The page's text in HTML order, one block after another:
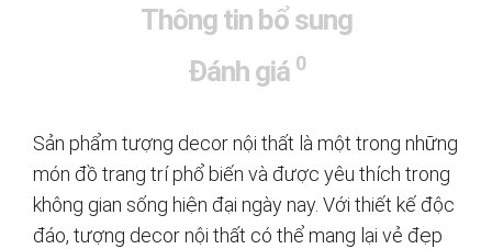
Thông tin bổ sung
Đánh giá 0
Sản phẩm tượng decor nội thất là một trong những
món đồ trang trí phổ biến và được yêu thích trong
không gian sống hiện đại ngày nay. Với thiết kế độc
đáo, tượng decor nội thất có thể mang lại vẻ đẹp